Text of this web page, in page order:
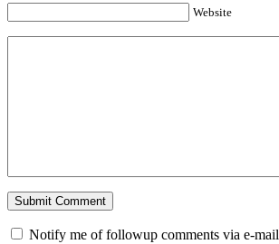
Website
Notify me of followup comments via e-mail